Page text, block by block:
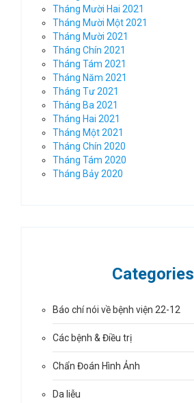
Tháng Mười Hai 2021
Tháng Mười Một 2021
Tháng Mười 2021
Tháng Chín 2021
Tháng Tám 2021
Tháng Năm 2021
Tháng Tư 2021
Tháng Ba 2021
Tháng Hai 2021
Tháng Một 2021
Tháng Chín 2020
Tháng Tám 2020
Tháng Bảy 2020
Categories
Báo chí nói về bệnh viện 22-12
Các bệnh & Điều trị
Chẩn Đoán Hình Ảnh
Da liễu